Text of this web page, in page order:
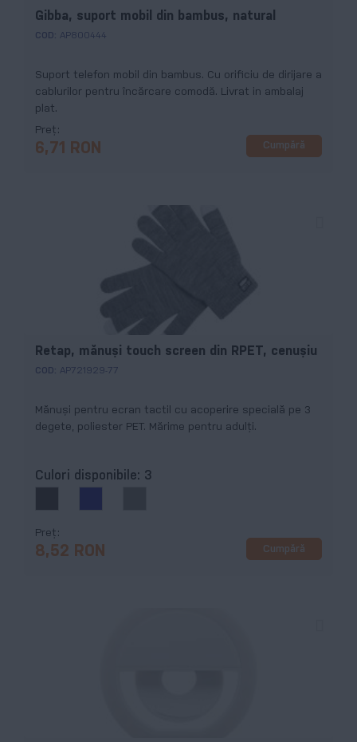
Gibba, suport mobil din bambus, natural
COD: AP800444
Suport telefon mobil din bambus. Cu orificiu de dirijare a
cablurilor pentru încărcare comodă. Livrat in ambalaj
plat.
Preț
6,71 RON Cumpără
Retap, mănuși touch screen din RPET, cenușiu
COD: AP721929-77
Mănuși pentru ecran tactil cu acoperire specială pe 3
degete, poliester PET. Mărime pentru adulți.
Culori disponibile: 3
Preț
8,52 RON Cumpără